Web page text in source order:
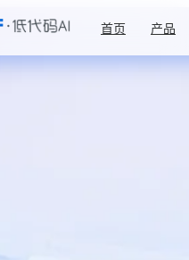
首页 产品